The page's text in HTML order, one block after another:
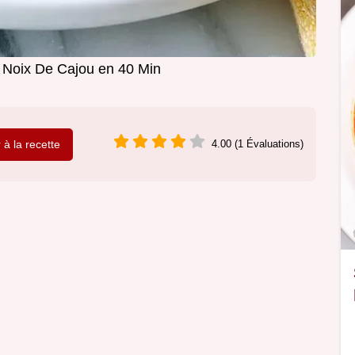
De Cajou en 40 Min
à la recette 4.00 (1 Évaluations)